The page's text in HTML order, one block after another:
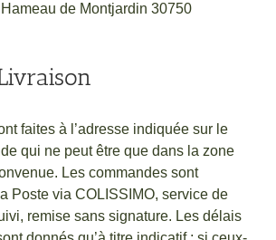
de Montjardin 30750
faites à l’adresse indiquée sur le
qui ne peut être que dans la zone
Les commandes sont
Poste via COLISSIMO, service de
remise sans signature. Les délais